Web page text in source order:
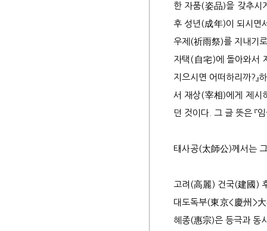
한 자품(姿品)을 갖추시
후 성년(成年)이 되시면
우제(祈雨祭)를 지내기
자택(自宅)에 돌아와서
지으시면 어떠하리까?
서 재상(宰相)에게 제시
던 것이다. 그 글 뜻은 『
태사공(太師公)께서는
고려(高麗) 건국(建國)
대도독부(東京<慶州>
혜종(惠宗)은 등극과 동